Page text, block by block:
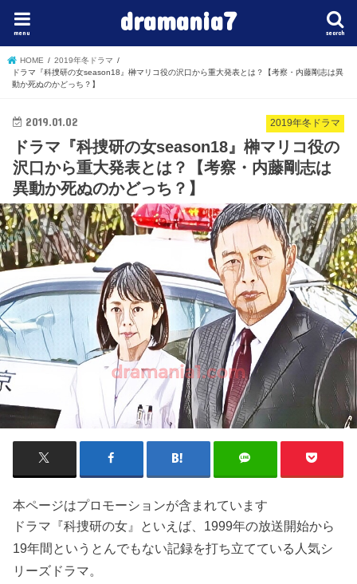
dramania7 search
menu
HOME
2019年冬ドラマ
ドラマ『科捜研の女season18』榊マリコ役の沢口から重大発表とは？【考察・内藤剛志は異
動か死ぬのかどっち？】
2019年冬ドラマ
2019.01.02
ドラマ『科捜研の女season18』榊マリコ役の
沢口から重大発表とは？【考察・内藤剛志は
異動か死ぬのかどっち？】
本ページはプロモーションが含まれています
ドラマ『科捜研の女』といえば、 1999年の放送開始から
19年間というとんでもない記録を打ち立てている人気シ
リーズドラマ。